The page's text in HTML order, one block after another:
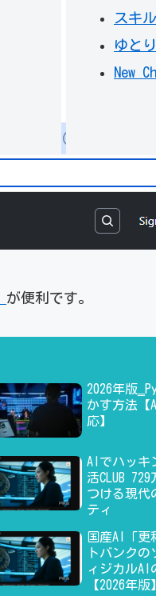
スキ
ゆと
New
が便利です。
2026年版
かす方法【
応】
AIでハッキ
活CLUB
つける現代
ティ
国産AI「更
トバンク
ィジカルAI
【2026年版】